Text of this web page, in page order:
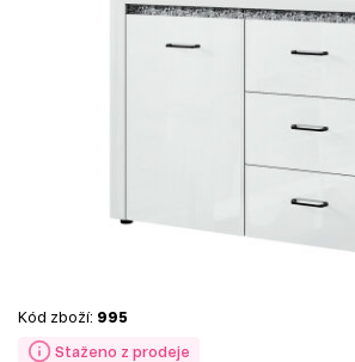
Staženo z prodeje
Kód zboží: 995